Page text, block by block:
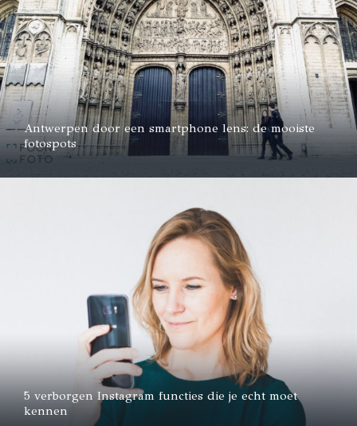
Antwerpen door een smartphone lens: de mooiste
fotospots
5 verborgen Instagram functies die je echt moet
kennen